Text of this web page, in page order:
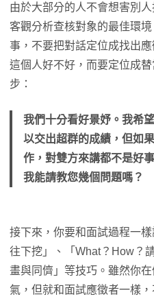
由於大部分的人不會想害別
客觀分析查核對象的最佳環
事，不要把對話定位成找出
這個人好不好，而要定位成
步：
我們十分看好景妤。我希
以交出超群的成績，但如
作，對雙方來講都不是好
我能請教您幾個問題嗎？
接下來，你要和面試過程一
往下挖」、「What？How？
畫與同儕」等技巧。雖然你
氣，但就和面試應徵者一樣